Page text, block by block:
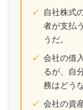
自社株式
者が支払
うだ。
会社の借
るが、自
務はどう
会社の資